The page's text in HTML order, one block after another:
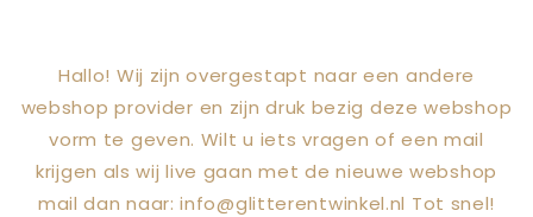
Hallo! Wij zijn overgestapt naar een andere
webshop provider en zijn druk bezig deze webshop
vorm te geven. Wilt u iets vragen of een mail
krijgen als wij live gaan met de nieuwe webshop
mail dan naar: info@glitterentwinkel.nl Tot snel!